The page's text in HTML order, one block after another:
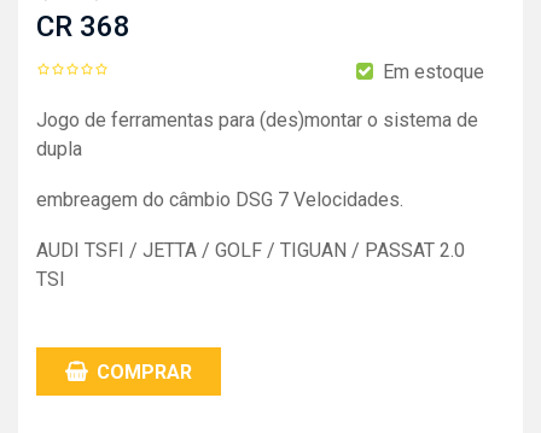
CR 368
Em estoque
Jogo de ferramentas para (des)montar o sistema de
dupla
embreagem do câmbio DSG 7 Velocidades.
AUDI TSFI / JETTA / GOLF / TIGUAN / PASSAT 2.0
TSI
COMPRAR